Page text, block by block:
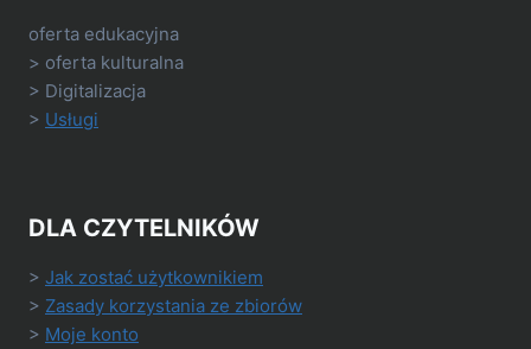
oferta edukacyjna
> oferta kulturalna
> Digitalizacja
> Usługi
DLA CZYTELNIKÓW
> Jak zostać użytkownikiem
> Zasady korzystania ze zbiorów
> Moje konto